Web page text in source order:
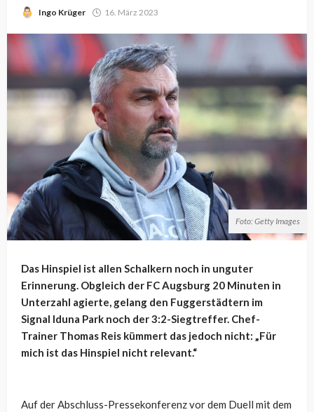
Ingo Krüger 16. März 2023
Foto: Getty Images
Das Hinspiel ist allen Schalkern noch in unguter
Erinnerung. Obgleich der FC Augsburg 20 Minuten in
Unterzahl agierte, gelang den Fuggerstädtern im
Signal Iduna Park noch der 3:2-Siegtreffer. Chef-
Trainer Thomas Reis kümmert das jedoch nicht: „Für
mich ist das Hinspiel nicht relevant.“
Auf der Abschluss-Pressekonferenz vor dem Duell mit dem